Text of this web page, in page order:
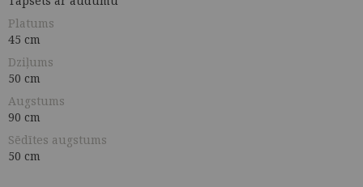
Platums
45 cm
Dziļums
50 cm
Augstums
90 cm
Sēdītes augstums
50 cm